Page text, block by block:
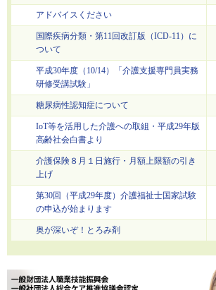
アドバイスください
国際疾病分類・第11回改訂版（ICD-11）に
ついて
平成30年度（10/14）「介護支援専門員実務
研修受講試験」
糖尿病性認知症について
IoT等を活用した介護への取組・平成29年版
高齢社会白書より
介護保険８月１日施行・月額上限額の引き
上げ
第30回（平成29年度）介護福祉士国家試験
の申込が始まります
奥が深いぞ！とろみ剤